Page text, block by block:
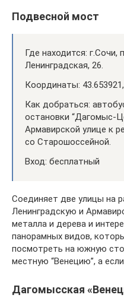
Подвесной мост
Где находится: г.Сочи,
Ленинградская, 26.
Координаты: 43.653921,
Как добраться:
остановки “Дагомыс-
Армавирской улице к
со Старошоссейной.
Вход: бесплатный
Соединяет две улицы на
Ленинградскую и
металла и дерева и
панорамных видов,
посмотреть на южную
местную “Венецию”, а
Дагомысская